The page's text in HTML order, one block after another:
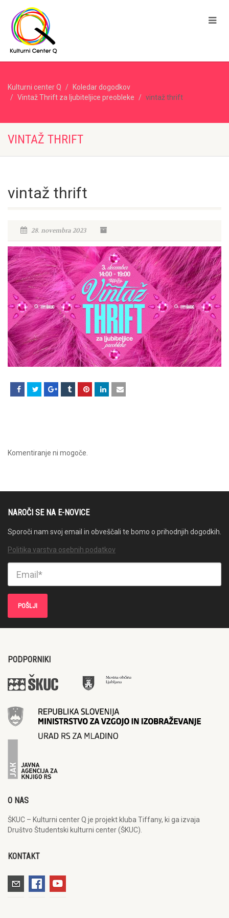
Kulturni center Q
Koledar dogodkov
Vintaž Thrift za ljubiteljice preobleke
vintaž thrift
VINTAŽ THRIFT
vintaž thrift
28. novembra 2023
Komentiranje ni mogoče.
NAROČI SE NA E-NOVICE
Sporoči nam svoj email in obveščali te bomo o prihodnjih dogodkih.
Politika varstva osebnih podatkov
PODPORNIKI
O NAS
ŠKUC – Kulturni center Q je projekt kluba Tiffany, ki ga izvaja
Društvo Študentski kulturni center (ŠKUC).
KONTAKT